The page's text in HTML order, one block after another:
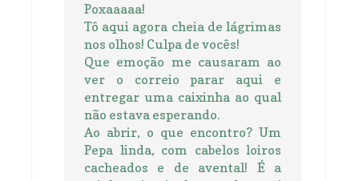
Poxaaaaa!
Tô aqui agora cheia de lágrimas
nos olhos! Culpa de vocês!
Que emoção me causaram ao
ver o correio parar aqui e
entregar uma caixinha ao qual
não estava esperando.
Ao abrir, o que encontro? Um
Pepa linda, com cabelos loiros
cacheados e de avental! É a